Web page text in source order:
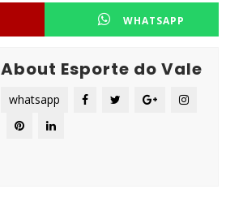
WHATSAPP
About Esporte do Vale
whatsapp